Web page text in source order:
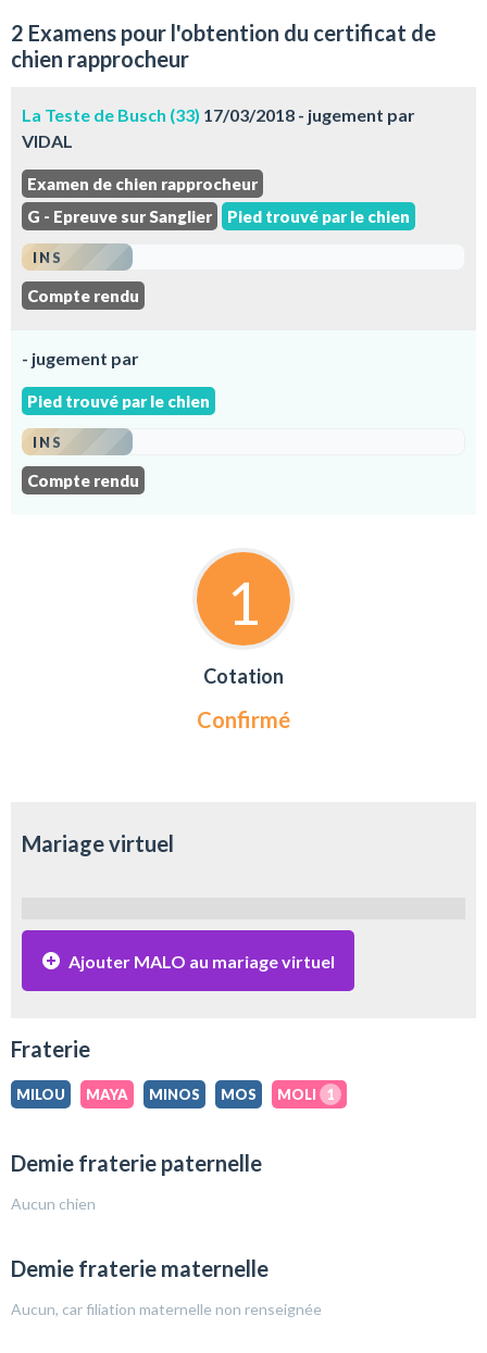
2 Examens pour l'obtention du certificat de
chien rapprocheur
La Teste de Busch (33) 17/03/2018 - jugement par
VIDAL
Examen de chien rapprocheur
G - Epreuve sur Sanglier
Pied trouvé par le chien
INS
Compte rendu
- jugement par
Pied trouvé par le chien
INS
Compte rendu
1
Cotation
Confirmé
Mariage virtuel
Ajouter MALO au mariage virtuel
Fraterie
MILOU MAYA MINOS MOS MOLI 1
Demie fraterie paternelle
Aucun chien
Demie fraterie maternelle
Aucun, car filiation maternelle non renseignée